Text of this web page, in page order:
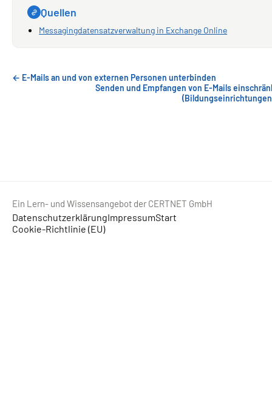
Quellen
Messagingdatensatzverwaltung in Exchange Online
← E-Mails an und von externen Personen unterbinden
Senden und Empfangen von E-Mails
Ein Lern- und Wissensangebot der CERTNET GmbH
DatenschutzerklärungImpressumStart
Cookie-Richtlinie (EU)